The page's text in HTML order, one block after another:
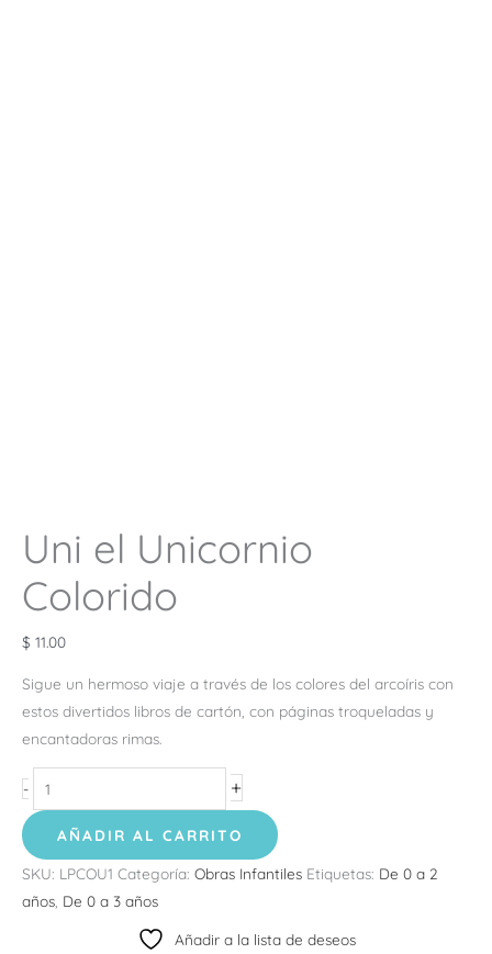
Uni el Unicornio
Colorido
$ 11.00
Sigue un hermoso viaje a través de los colores del arcoíris con
estos divertidos libros de cartón, con páginas troqueladas y
encantadoras rimas.
- +
AÑADIR AL CARRITO
SKU: LPCOU1 Categoría: Obras Infantiles Etiquetas: De 0 a 2
años, De 0 a 3 años
Añadir a la lista de deseos